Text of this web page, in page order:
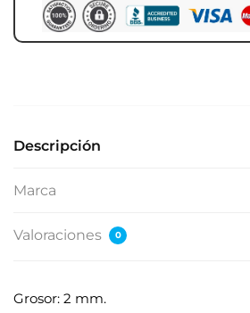
Descripción
Marca
Valoraciones 0
Grosor: 2 mm.